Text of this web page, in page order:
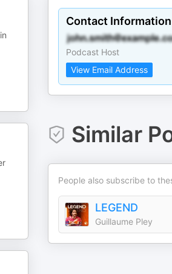
Contact Information
Podcast Host
View Email Address
Similar
People also subscribe to
LEGEND
Guillaume Pley